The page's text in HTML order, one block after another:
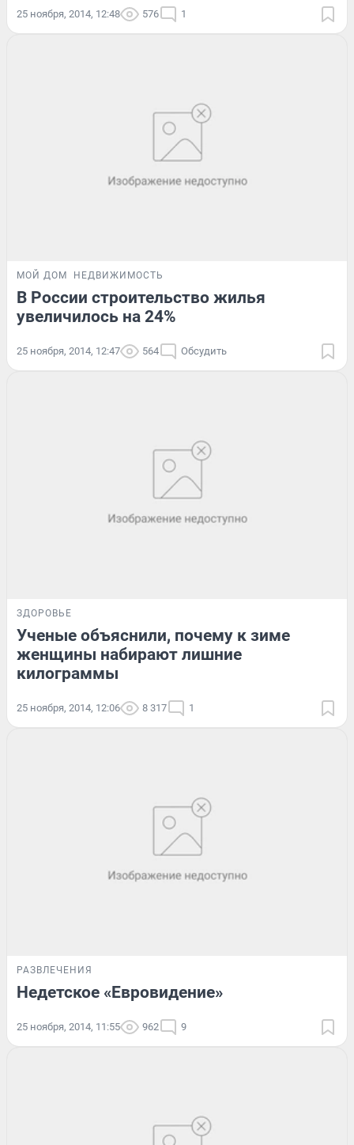
25 ноября, 2014, 12:48 576 1
МОЙ ДОМ НЕДВИЖИМОСТЬ
В России строительство жилья
увеличилось на 24%
25 ноября, 2014, 12:47 564 Обсудить
ЗДОРОВЬЕ
Ученые объяснили, почему к зиме
женщины набирают лишние
килограммы
25 ноября, 2014, 12:06 8 317 1
РАЗВЛЕЧЕНИЯ
Недетское «Евровидение»
25 ноября, 2014, 11:55 962 9